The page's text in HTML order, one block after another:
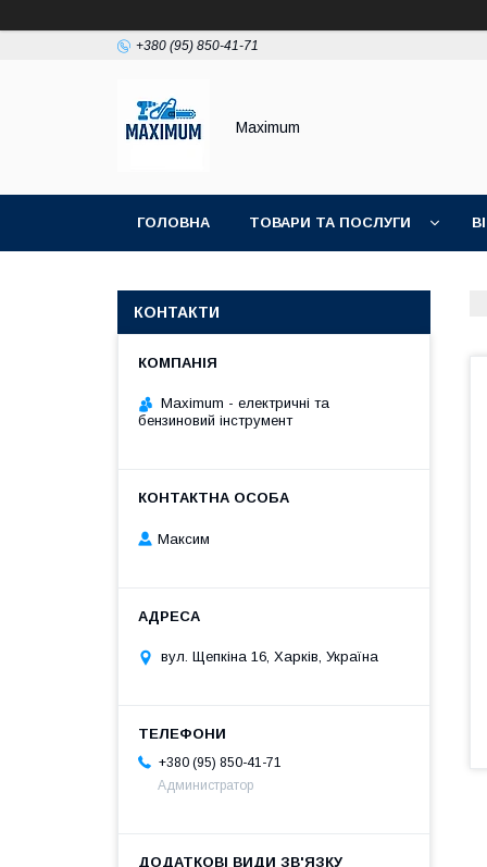
+380 (95) 850-41-71
Maximum
ГОЛОВНА ТОВАРИ ТА ПОСЛУГИ
КОНТАКТИ
Maximum - електричні та
бензиновий інструмент
Максим
вул. Щепкіна 16, Харків, Україна
+380 (95) 850-41-71
Администратор